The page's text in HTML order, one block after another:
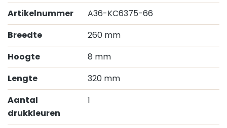
Artikelnummer
A36-KC6375-66
Breedte
260 mm
Hoogte
8 mm
Lengte
320 mm
Aantal
drukkleuren
1